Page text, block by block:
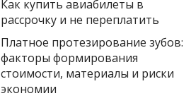
Как купить авиабилеты в
рассрочку и не переплатить
Платное протезирование зубов:
факторы формирования
стоимости, материалы и риски
экономии